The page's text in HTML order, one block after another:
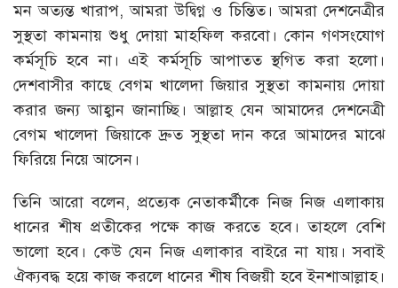
মন অত্যন্ত খারাপ, আমরা উদ্বিগ্ন ও চিন্তিত। আমরা দেশনেত্রীর
সুস্থতা কামনায় শুধু দোয়া মাহফিল করবো। কোন গণসংযোগ
কর্মসূচি হবে না। এই কর্মসূচি আপাতত স্থগিত করা হলো।
দেশবাসীর কাছে বেগম খালেদা জিয়ার সুস্থতা কামনায় দোয়া
করার জন্য আহ্বান জানাচ্ছি। আল্লাহ যেন আমাদের দেশনেত্রী
বেগম খালেদা জিয়াকে দ্রুত সুস্থতা দান করে আমাদের মাঝে
ফিরিয়ে নিয়ে আসেন।
তিনি আরো বলেন, প্রত্যেক নেতাকর্মীকে নিজ নিজ এলাকায়
ধানের শীষ প্রতীকের পক্ষে কাজ করতে হবে। তাহলে বেশি
ভালো হবে। কেউ যেন নিজ এলাকার বাইরে না যায়। সবাই
ঐক্যবদ্ধ হয়ে কাজ করলে ধানের শীষ বিজয়ী হবে ইনশাআল্লাহ।